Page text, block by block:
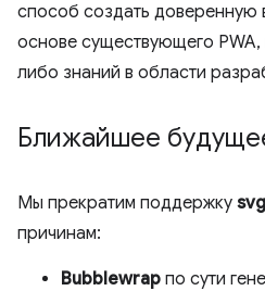
способ создать доверенную
основе существующего
либо знаний в области
Ближайшее
Мы прекратим поддержку
причинам:
Bubblewrap по сути